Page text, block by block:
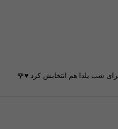
شب یلدا هم انتخابش کرد ♥️🌹